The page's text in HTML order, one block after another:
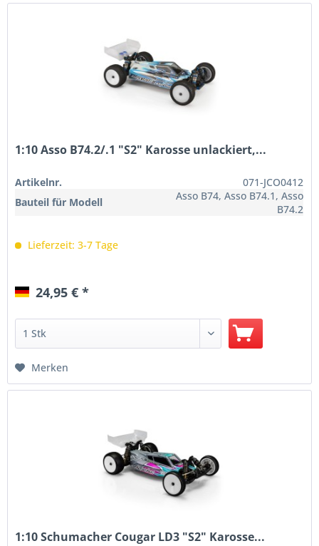
1:10 Asso B74.2/.1 "S2" Karosse unlackiert,...
Artikelnr.
071-JCO0412
Bauteil für Modell
Asso B74, Asso B74.1, Asso
B74.2
Lieferzeit: 3-7 Tage
24,95 € *
Merken
1:10 Schumacher Cougar LD3 "S2" Karosse...